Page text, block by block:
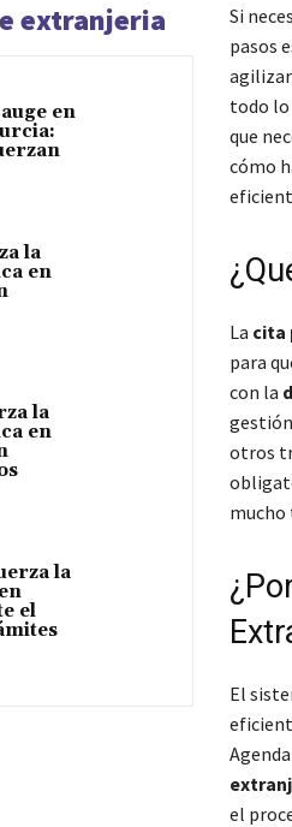
extranjeria
en
la
en
la
en
la
el
Si
pasos
todo lo
que
cómo
La cita
para
con la
otros
mucho
El
el